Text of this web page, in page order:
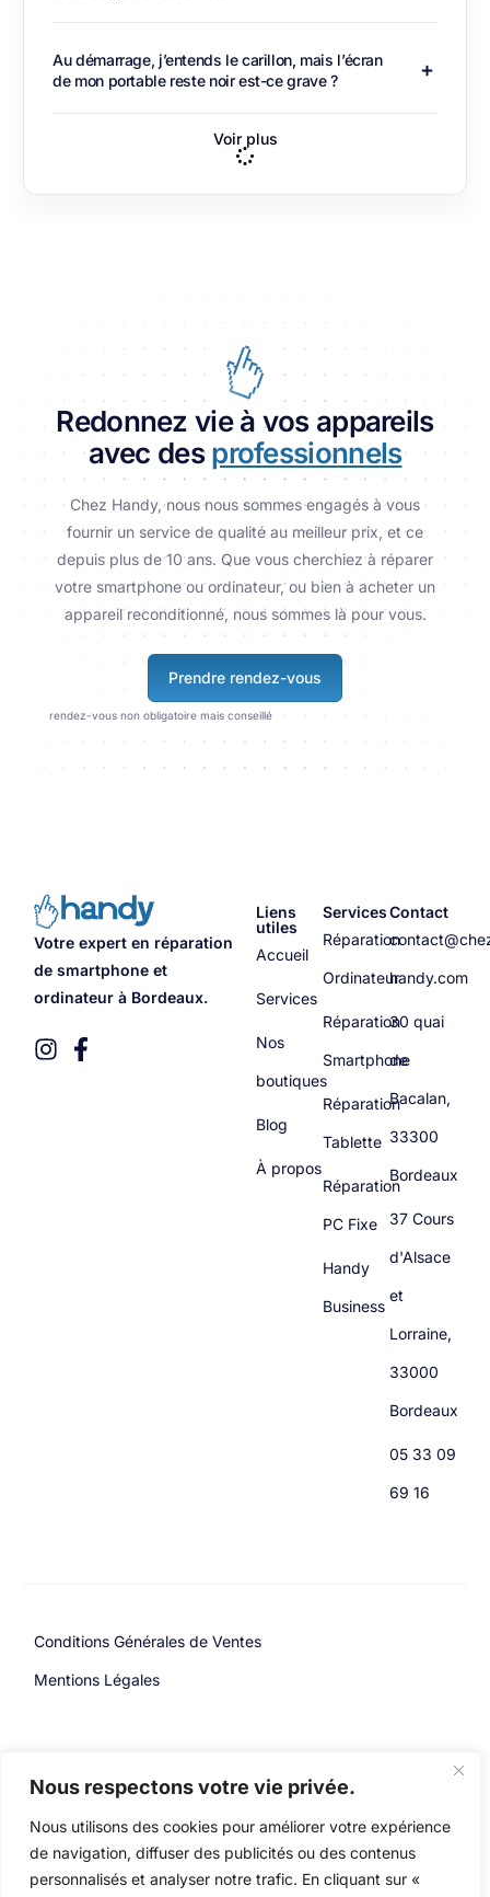
Nous respectons votre vie privée.
Nous utilisons des cookies pour améliorer votre expérience
de navigation, diffuser des publicités ou des contenus
personnalisés et analyser notre trafic. En cliquant sur «
Au démarrage, j’entends le carillon, mais l’écran
de mon portable reste noir est-ce grave ?
Voir plus
Redonnez vie à vos appareils
avec des professionnels
Chez Handy, nous nous sommes engagés à vous
fournir un service de qualité au meilleur prix, et ce
depuis plus de 10 ans. Que vous cherchiez à réparer
votre smartphone ou ordinateur, ou bien à acheter un
appareil reconditionné, nous sommes là pour vous.
Prendre rendez-vous
rendez-vous non obligatoire mais conseillé
Votre expert en réparation
de smartphone et
ordinateur à Bordeaux.
Liens
utiles
Accueil
Services
Nos
boutiques
Blog
À propos
Services
Réparation
Ordinateur
Réparation
Smartphone
Réparation
Tablette
Réparation
PC Fixe
Handy
Business
Contact
handy.com
30 quai
de
Bacalan,
33300
Bordeaux
37 Cours
d'Alsace
et
Lorraine,
33000
Bordeaux
05 33 09
69 16
Conditions Générales de Ventes
Mentions Légales
Tous droits réservés
Simon Marsault – Holistic